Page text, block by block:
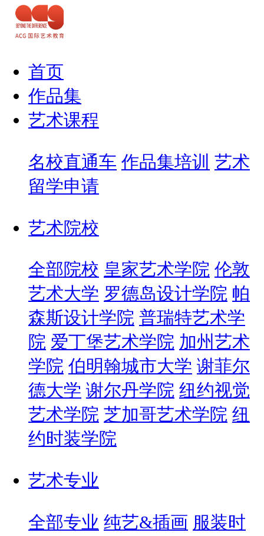
首页
作品集
艺术课程
名校直通车 作品集培训 艺术
留学申请
艺术院校
全部院校 皇家艺术学院 伦敦
艺术大学 罗德岛设计学院 帕
森斯设计学院 普瑞特艺术学
院 爱丁堡艺术学院 加州艺术
学院 伯明翰城市大学 谢菲尔
德大学 谢尔丹学院 纽约视觉
艺术学院 芝加哥艺术学院 纽
约时装学院
艺术专业
全部专业 纯艺&插画 服装时